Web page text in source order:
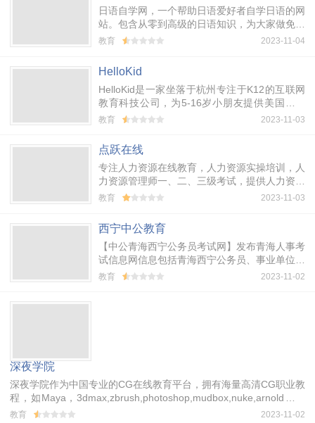
日语自学网，一个帮助日语爱好者自学日语的网
站。包含从零到高级的日语知识，为大家做免费
答疑！
教育 2023-11-04
HelloKid
HelloKid是一家坐落于杭州专注于K12的互联网
教育科技公司，为5-16岁小朋友提供美国小学
课程的互联网教育公司，为5-16岁小朋友提供
教育 2023-11-03
点跃在线
专注人力资源在线教育，人力资源实操培训，人
力资源管理师一、二、三级考试，提供人力资源
公开课、资料下载
教育 2023-11-03
西宁中公教育
【中公青海西宁公务员考试网】发布青海人事考
试信息网信息包括青海西宁公务员、事业单位考
试公告、职位表、青海公务员考试网上报名时间
教育 2023-11-02
深夜学院
深夜学院作为中国专业的CG在线教育平台，拥有海量高清CG职业教
程，如Maya，3dmax,zbrush,photoshop,mudbox,nuke,arnold等视
频教程，助你快速成为CG优秀技术人才！
教育 2023-11-02